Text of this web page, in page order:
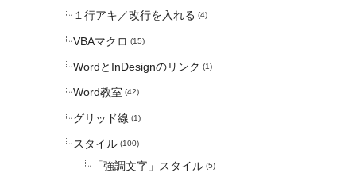
１行アキ／改行を入れる (4)
VBAマクロ (15)
WordとInDesignのリンク (1)
Word教室 (42)
グリッド線 (1)
スタイル (100)
「強調文字」スタイル (5)